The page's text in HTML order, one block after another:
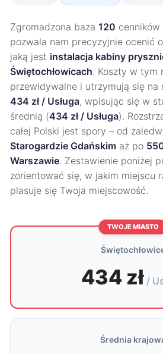
Zgromadzona baza 120 cenników
pozwala nam precyzyjnie ocenić
jaką jest instalacja kabiny
Świętochłowicach. Koszty w tym
przewidywalne i utrzymują się na
434 zł / Usługa, wpisując się w
średnią (434 zł / Usługa).
całej Polski jest spory – od
Starogardzie Gdańskim aż po
Warszawie. Zestawienie poniżej
zorientować się, w jakim miejscu
plasuje się Twoja miejscowość.
TWOJE MIASTO
434 zł /
Średnia